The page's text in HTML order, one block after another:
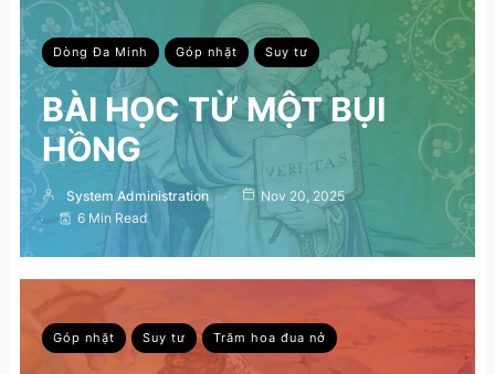
Dòng Đa Minh Góp nhặt Suy tư
BÀI HỌC TỪ MỘT BỤI
HỒNG
System Administration
Nov 20, 2025
6 Min Read
Góp nhặt Suy tư Trăm hoa đua nở